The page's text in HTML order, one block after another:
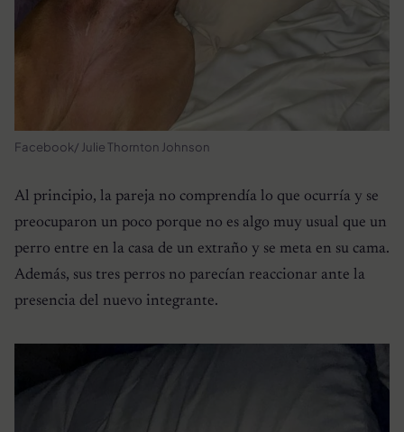
Facebook/ Julie Thornton Johnson
Al principio, la pareja no comprendía lo que ocurría y se
preocuparon un poco porque no es algo muy usual que un
perro entre en la casa de un extraño y se meta en su cama.
Además, sus tres perros no parecían reaccionar ante la
presencia del nuevo integrante.